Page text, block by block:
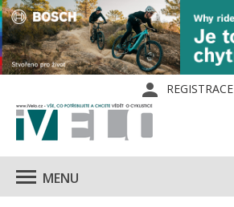
REGISTRACE
MENU